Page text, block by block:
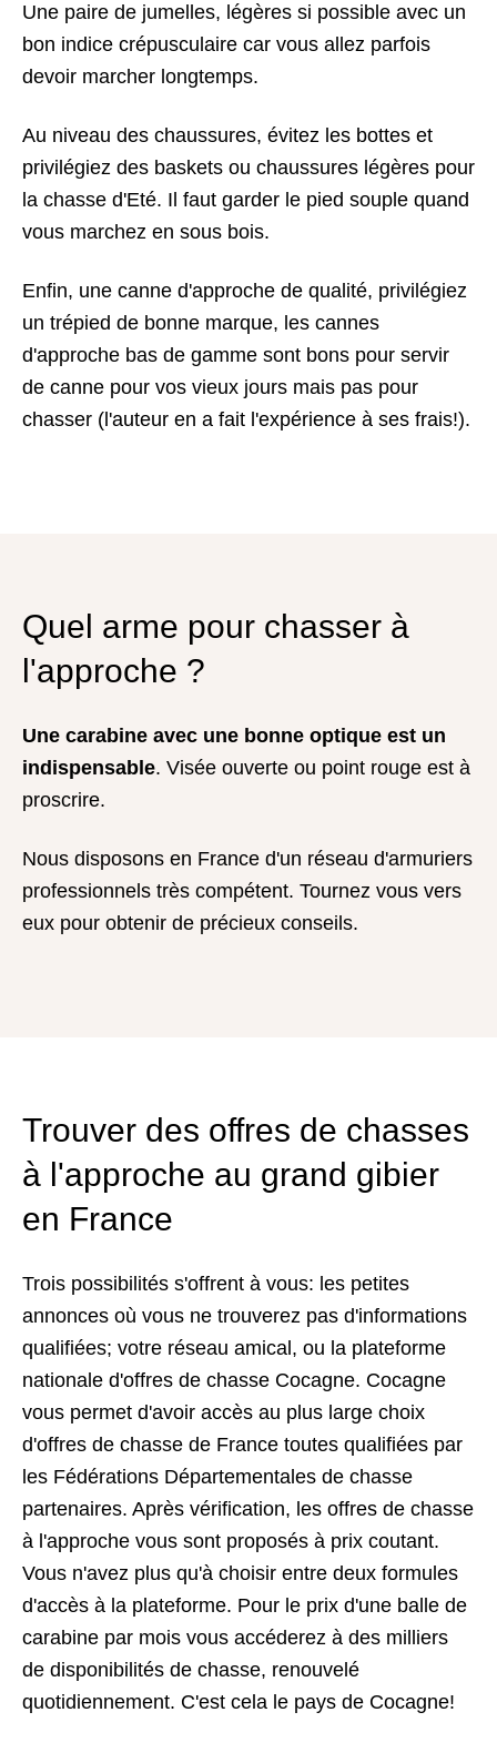
Une paire de jumelles, légères si possible avec un
bon indice crépusculaire car vous allez parfois
devoir marcher longtemps.
Au niveau des chaussures, évitez les bottes et
privilégiez des baskets ou chaussures légères pour
la chasse d'Eté. Il faut garder le pied souple quand
vous marchez en sous bois.
Enfin, une canne d'approche de qualité, privilégiez
un trépied de bonne marque, les cannes
d'approche bas de gamme sont bons pour servir
de canne pour vos vieux jours mais pas pour
chasser (l'auteur en a fait l'expérience à ses frais!).
Quel arme pour chasser à
l'approche ?
Une carabine avec une bonne optique est un
indispensable. Visée ouverte ou point rouge est à
proscrire.
Nous disposons en France d'un réseau d'armuriers
professionnels très compétent. Tournez vous vers
eux pour obtenir de précieux conseils.
Trouver des offres de chasses
à l'approche au grand gibier
en France
Trois possibilités s'offrent à vous: les petites
annonces où vous ne trouverez pas d'informations
qualifiées; votre réseau amical, ou la plateforme
nationale d'offres de chasse Cocagne. Cocagne
vous permet d'avoir accès au plus large choix
d'offres de chasse de France toutes qualifiées par
les Fédérations Départementales de chasse
partenaires. Après vérification, les offres de chasse
à l'approche vous sont proposés à prix coutant.
Vous n'avez plus qu'à choisir entre deux formules
d'accès à la plateforme. Pour le prix d'une balle de
carabine par mois vous accéderez à des milliers
de disponibilités de chasse, renouvelé
quotidiennement. C'est cela le pays de Cocagne!